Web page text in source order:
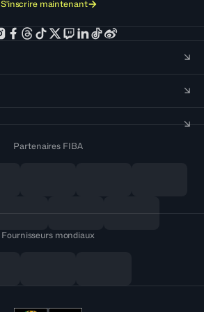
S'inscrire maintenant
Partenaires FIBA
Fournisseurs mondiaux